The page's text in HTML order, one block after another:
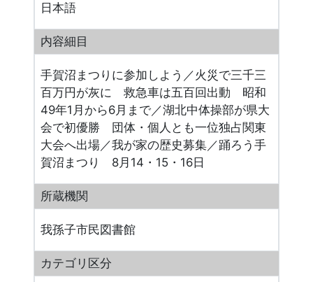
日本語
内容細目
手賀沼まつりに参加しよう／火災で三千三
百万円が灰に 救急車は五百回出動 昭和
49年1月から6月まで／湖北中体操部が県大
会で初優勝 団体・個人とも一位独占関東
大会へ出場／我が家の歴史募集／踊ろう手
賀沼まつり 8月14・15・16日
所蔵機関
我孫子市民図書館
カテゴリ区分